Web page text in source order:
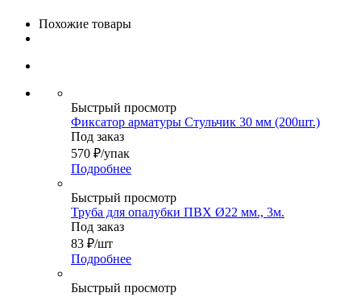
Похожие товары
Быстрый просмотр
Фиксатор арматуры Стульчик 30 мм (200шт.)
Под заказ
570 ₽/упак
Подробнее
Быстрый просмотр
Труба для опалубки ПВХ Ø22 мм., 3м.
Под заказ
83 ₽/шт
Подробнее
Быстрый просмотр